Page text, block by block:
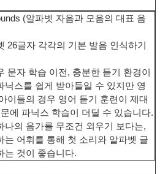
(알파벳 자음과 모음의 대표 음
26글자 각각의 기본 발음 인식하기
문자 학습 이전, 충분한 듣기 환경이
닉스를 쉽게 받아들일 수 있지만 영
이들의 경우 영어 듣기 훈련이 제대
에 파닉스 학습이 더딜 수 있습니다.
나의 음가를 무조건 외우기 보다는,
는 어휘를 통해 첫 소리와 알파벳 글
는 것이 좋습니다.